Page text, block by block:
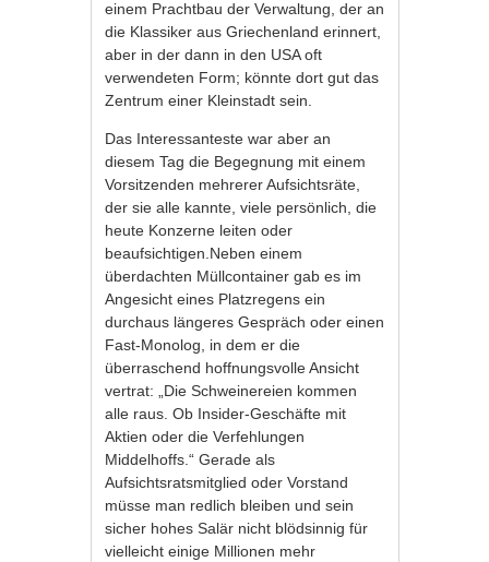
einem Prachtbau der Verwaltung, der an
die Klassiker aus Griechenland erinnert,
aber in der dann in den USA oft
verwendeten Form; könnte dort gut das
Zentrum einer Kleinstadt sein.
Das Interessanteste war aber an
diesem Tag die Begegnung mit einem
Vorsitzenden mehrerer Aufsichtsräte,
der sie alle kannte, viele persönlich, die
heute Konzerne leiten oder
beaufsichtigen.Neben einem
überdachten Müllcontainer gab es im
Angesicht eines Platzregens ein
durchaus längeres Gespräch oder einen
Fast-Monolog, in dem er die
überraschend hoffnungsvolle Ansicht
vertrat: „Die Schweinereien kommen
alle raus. Ob Insider-Geschäfte mit
Aktien oder die Verfehlungen
Middelhoffs.“ Gerade als
Aufsichtsratsmitglied oder Vorstand
müsse man redlich bleiben und sein
sicher hohes Salär nicht blödsinnig für
vielleicht einige Millionen mehr